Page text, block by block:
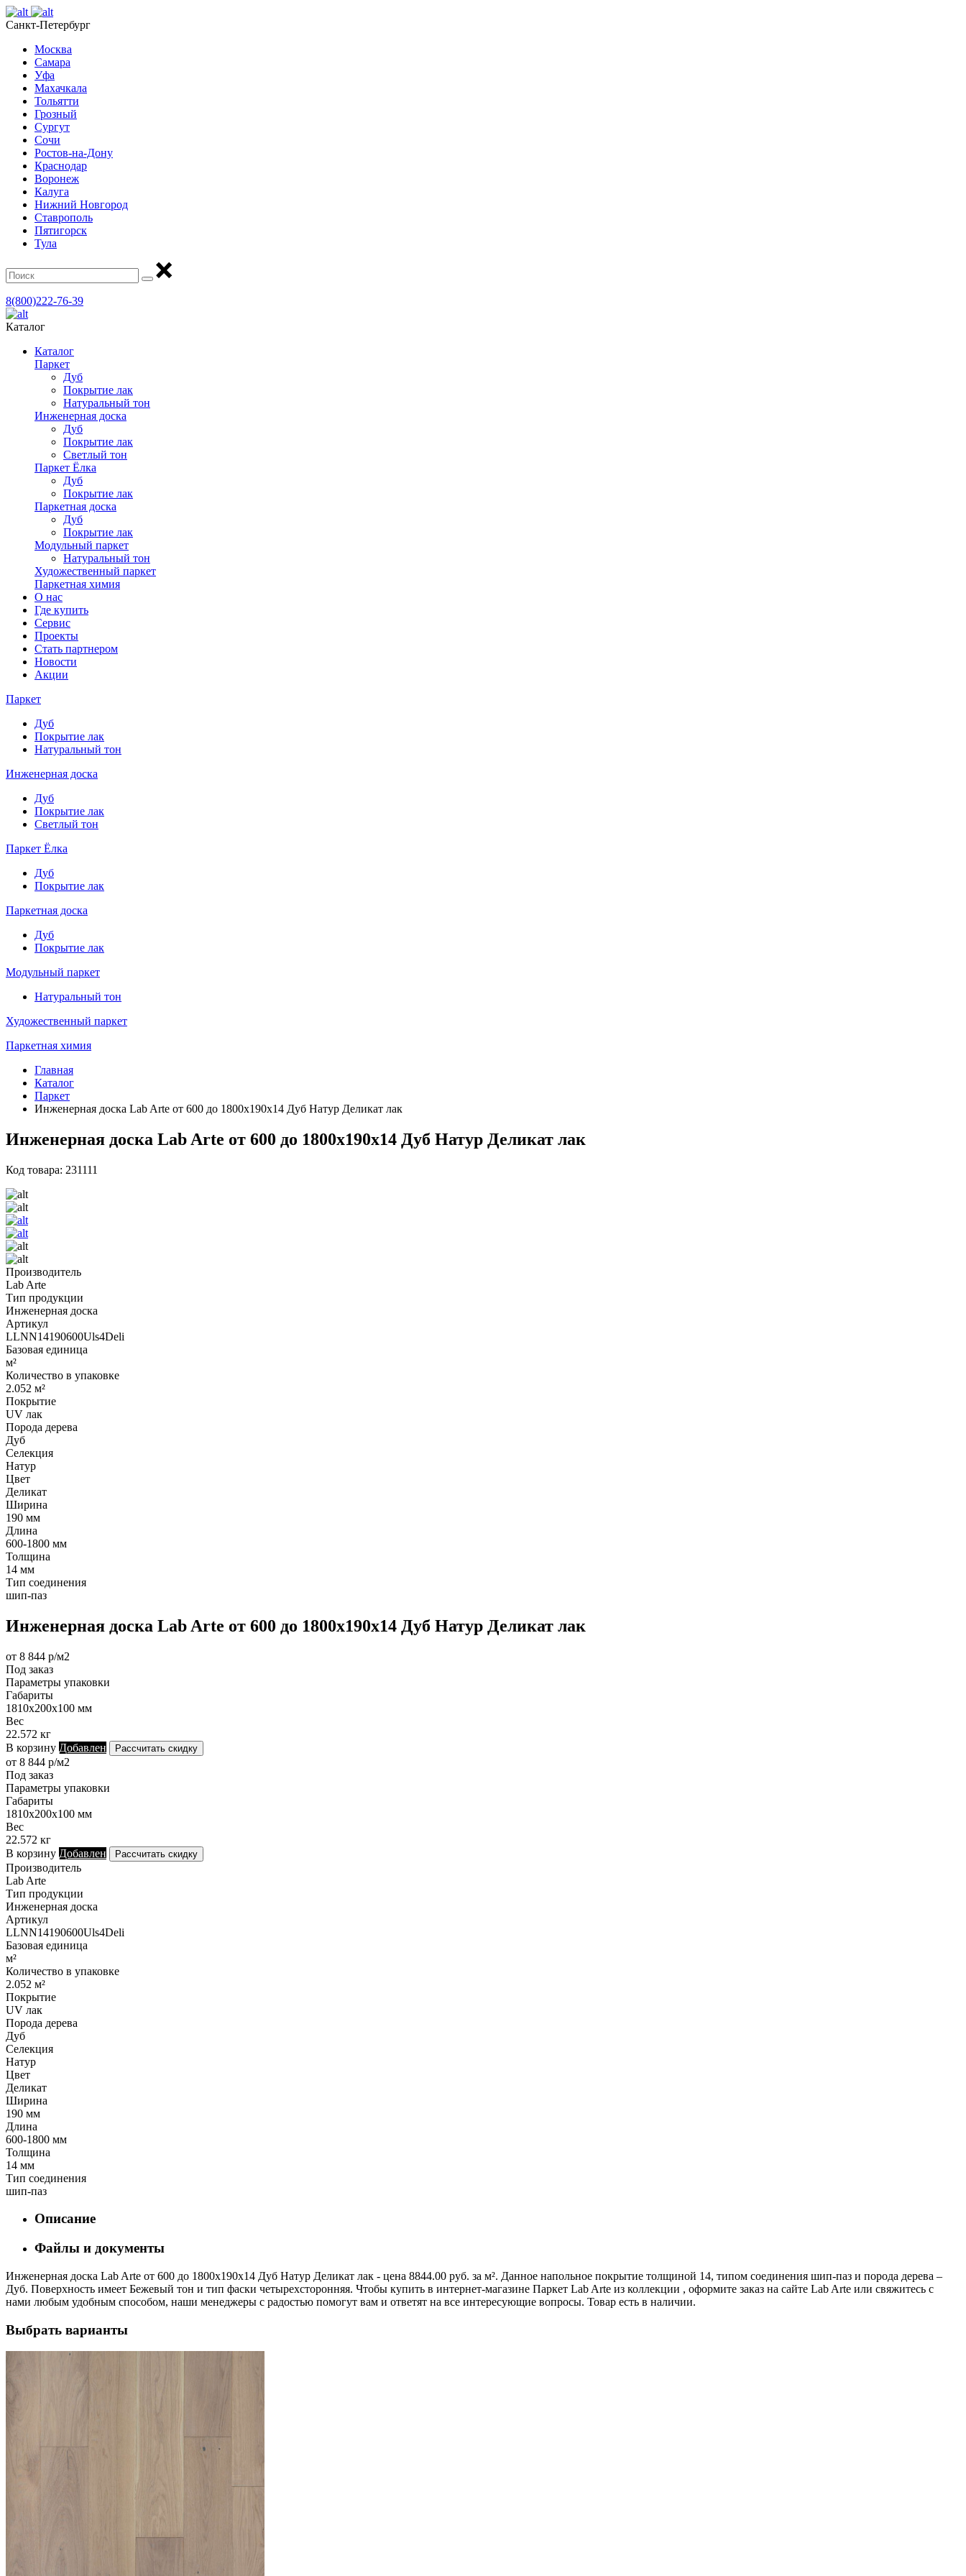
Санкт-Петербург
Москва
Самара
Уфа
Махачкала
Тольятти
Грозный
Сургут
Сочи
Ростов-на-Дону
Краснодар
Воронеж
Калуга
Нижний Новгород
Ставрополь
Пятигорск
Тула
8(800)222-76-39
Каталог
Каталог
Паркет
Дуб
Покрытие лак
Натуральный тон
Инженерная доска
Дуб
Покрытие лак
Светлый тон
Паркет Ёлка
Дуб
Покрытие лак
Паркетная доска
Дуб
Покрытие лак
Модульный паркет
Натуральный тон
Художественный паркет
Паркетная химия
О нас
Где купить
Сервис
Проекты
Стать партнером
Новости
Акции
Паркет
Дуб
Покрытие лак
Натуральный тон
Инженерная доска
Дуб
Покрытие лак
Светлый тон
Паркет Ёлка
Дуб
Покрытие лак
Паркетная доска
Дуб
Покрытие лак
Модульный паркет
Натуральный тон
Художественный паркет
Паркетная химия
Главная
Каталог
Паркет
Инженерная доска Lab Arte от 600 до 1800х190х14 Дуб Натур Деликат лак
Инженерная доска Lab Arte от 600 до 1800х190х14 Дуб Натур Деликат лак
Код товара: 231111
Производитель
Lab Arte
Тип продукции
Инженерная доска
Артикул
LLNN14190600Uls4Deli
Базовая единица
м²
Количество в упаковке
2.052 м²
Покрытие
UV лак
Порода дерева
Дуб
Селекция
Натур
Цвет
Деликат
Ширина
190 мм
Длина
600-1800 мм
Толщина
14 мм
Тип соединения
шип-паз
Инженерная доска Lab Arte от 600 до 1800х190х14 Дуб Натур Деликат лак
от 8 844 р/м2
Под заказ
Параметры упаковки
Габариты
1810х200х100 мм
Вес
22.572 кг
В корзину Добавлен Рассчитать скидку
от 8 844 р/м2
Под заказ
Параметры упаковки
Габариты
1810х200х100 мм
Вес
22.572 кг
В корзину Добавлен Рассчитать скидку
Производитель
Lab Arte
Тип продукции
Инженерная доска
Артикул
LLNN14190600Uls4Deli
Базовая единица
м²
Количество в упаковке
2.052 м²
Покрытие
UV лак
Порода дерева
Дуб
Селекция
Натур
Цвет
Деликат
Ширина
190 мм
Длина
600-1800 мм
Толщина
14 мм
Тип соединения
шип-паз
Описание
Файлы и документы
Инженерная доска Lab Arte от 600 до 1800х190х14 Дуб Натур Деликат лак - цена 8844.00 руб. за м². Данное напольное покрытие толщиной 14, типом соединения шип-паз и порода дерева –
Дуб. Поверхность имеет Бежевый тон и тип фаски четырехсторонняя. Чтобы купить в интернет-магазине Паркет Lab Arte из коллекции , оформите заказ на сайте Lab Arte или свяжитесь с
нами любым удобным способом, наши менеджеры с радостью помогут вам и ответят на все интересующие вопросы. Товар есть в наличии.
Выбрать варианты